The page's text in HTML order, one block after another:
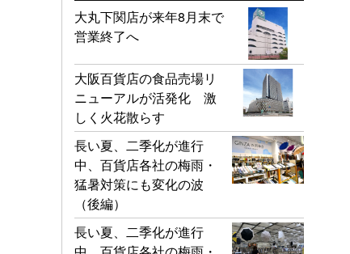
大丸下関店が来年8月末で
営業終了へ
大阪百貨店の食品売場リ
ニューアルが活発化 激
しく火花散らす
長い夏、二季化が進行
中、百貨店各社の梅雨・
猛暑対策にも変化の波
（後編）
長い夏、二季化が進行